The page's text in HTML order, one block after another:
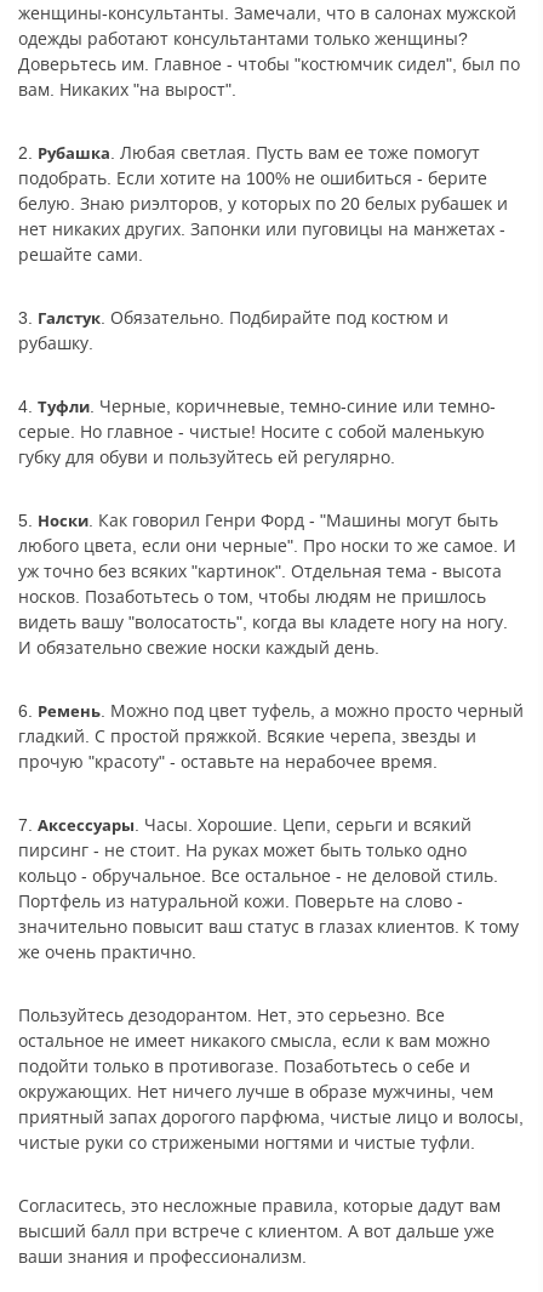
женщины-консультанты. Замечали, что в салонах мужской
одежды работают консультантами только женщины?
Доверьтесь им. Главное - чтобы "костюмчик сидел", был по
вам. Никаких "на вырост".
2. Рубашка. Любая светлая. Пусть вам ее тоже помогут
подобрать. Если хотите на 100% не ошибиться - берите
белую. Знаю риэлторов, у которых по 20 белых рубашек и
нет никаких других. Запонки или пуговицы на манжетах -
решайте сами.
3. Галстук. Обязательно. Подбирайте под костюм и
рубашку.
4. Туфли. Черные, коричневые, темно-синие или темно-
серые. Но главное - чистые! Носите с собой маленькую
губку для обуви и пользуйтесь ей регулярно.
5. Носки. Как говорил Генри Форд - "Машины могут быть
любого цвета, если они черные". Про носки то же самое. И
уж точно без всяких "картинок". Отдельная тема - высота
носков. Позаботьтесь о том, чтобы людям не пришлось
видеть вашу "волосатость", когда вы кладете ногу на ногу.
И обязательно свежие носки каждый день.
6. Ремень. Можно под цвет туфель, а можно просто черный
гладкий. С простой пряжкой. Всякие черепа, звезды и
прочую "красоту" - оставьте на нерабочее время.
7. Аксессуары. Часы. Хорошие. Цепи, серьги и всякий
пирсинг - не стоит. На руках может быть только одно
кольцо - обручальное. Все остальное - не деловой стиль.
Портфель из натуральной кожи. Поверьте на слово -
значительно повысит ваш статус в глазах клиентов. К тому
же очень практично.
Пользуйтесь дезодорантом. Нет, это серьезно. Все
остальное не имеет никакого смысла, если к вам можно
подойти только в противогазе. Позаботьтесь о себе и
окружающих. Нет ничего лучше в образе мужчины, чем
приятный запах дорогого парфюма, чистые лицо и волосы,
чистые руки со стрижеными ногтями и чистые туфли.
Согласитесь, это несложные правила, которые дадут вам
высший балл при встрече с клиентом. А вот дальше уже
ваши знания и профессионализм.